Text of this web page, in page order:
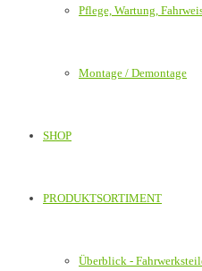
Pflege, Wartung,
Montage / Demontage
SHOP
PRODUKTSORTIMENT
Überblick -